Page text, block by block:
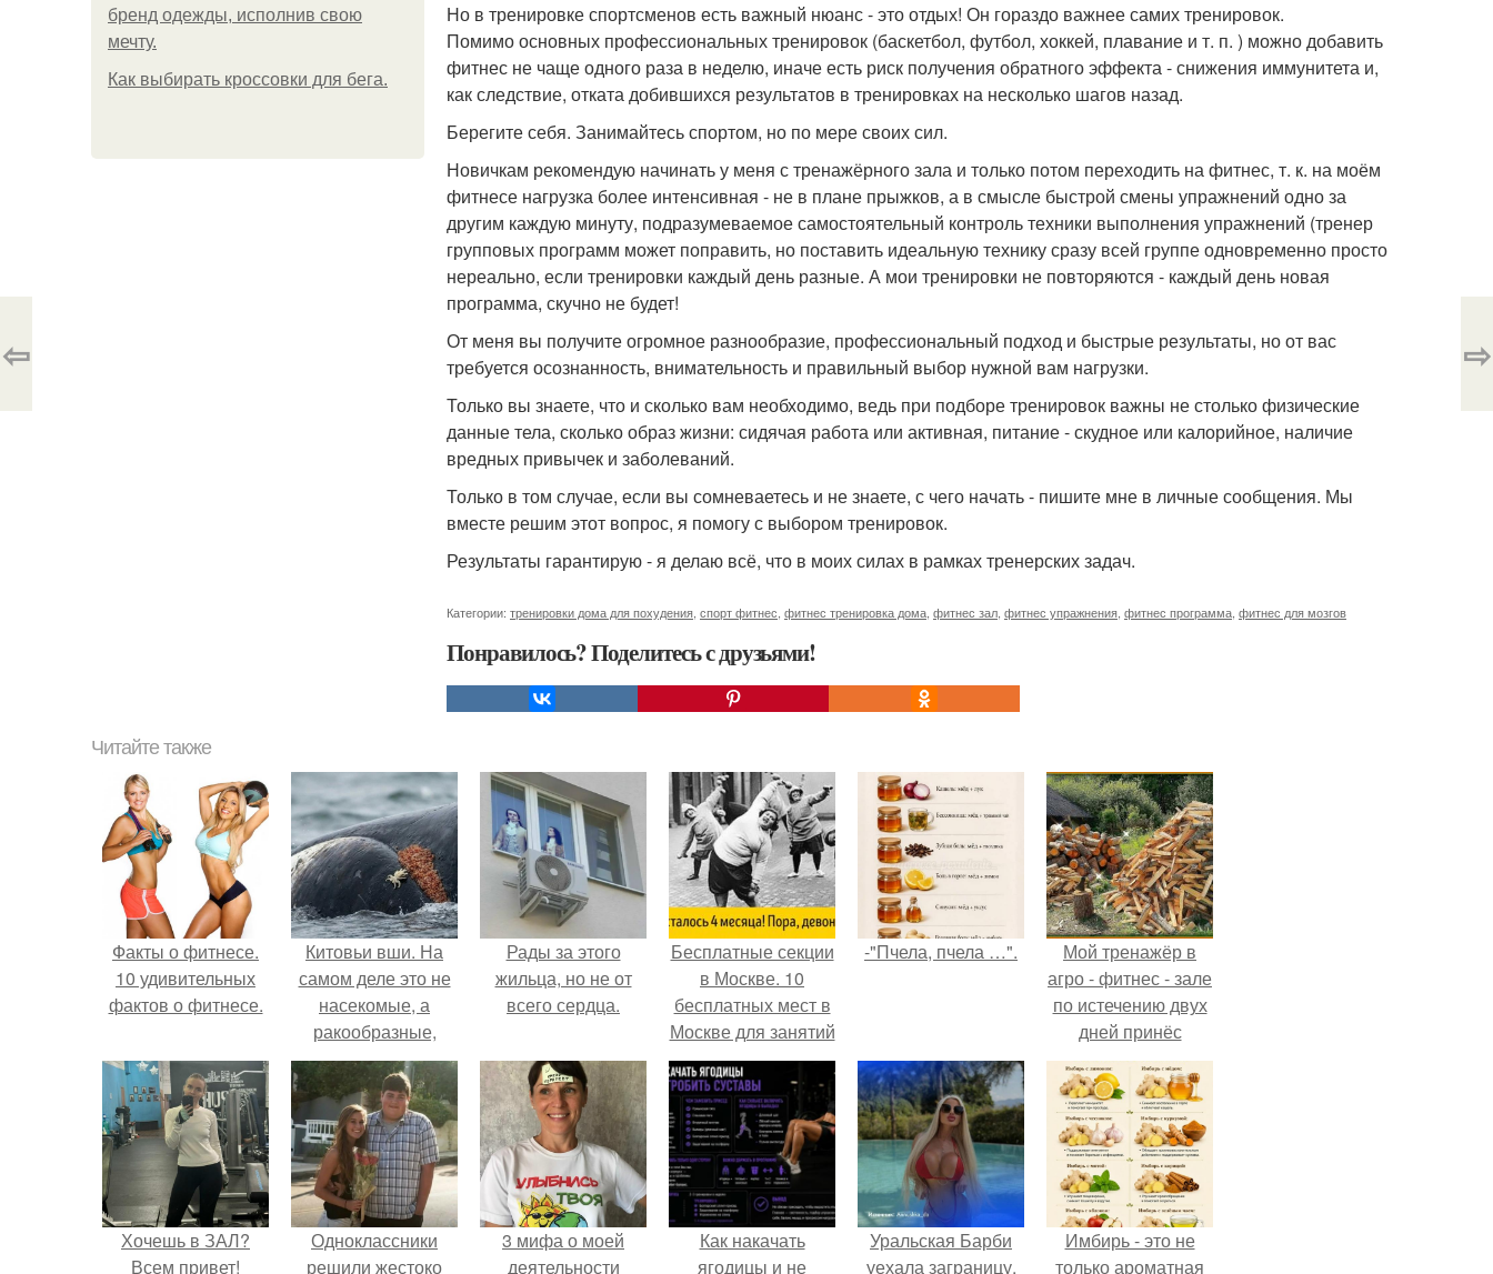
бренд одежды, исполнив свою
мечту.
Как выбирать кроссовки для бега.
Но в тренировке спортсменов есть важный нюанс - это отдых! Он гораздо важнее самих тренировок.
Помимо основных профессиональных тренировок (баскетбол, футбол, хоккей, плавание и т. п. ) можно добавить
фитнес не чаще одного раза в неделю, иначе есть риск получения обратного эффекта - снижения иммунитета и,
как следствие, отката добившихся результатов в тренировках на несколько шагов назад.
Берегите себя. Занимайтесь спортом, но по мере своих сил.
Новичкам рекомендую начинать у меня с тренажёрного зала и только потом переходить на фитнес, т. к. на моём
фитнесе нагрузка более интенсивная - не в плане прыжков, а в смысле быстрой смены упражнений одно за
другим каждую минуту, подразумеваемое самостоятельный контроль техники выполнения упражнений (тренер
групповых программ может поправить, но поставить идеальную технику сразу всей группе одновременно просто
нереально, если тренировки каждый день разные. А мои тренировки не повторяются - каждый день новая
программа, скучно не будет!
От меня вы получите огромное разнообразие, профессиональный подход и быстрые результаты, но от вас
требуется осознанность, внимательность и правильный выбор нужной вам нагрузки.
Только вы знаете, что и сколько вам необходимо, ведь при подборе тренировок важны не столько физические
данные тела, сколько образ жизни: сидячая работа или активная, питание - скудное или калорийное, наличие
вредных привычек и заболеваний.
Только в том случае, если вы сомневаетесь и не знаете, с чего начать - пишите мне в личные сообщения. Мы
вместе решим этот вопрос, я помогу с выбором тренировок.
Результаты гарантирую - я делаю всё, что в моих силах в рамках тренерских задач.
Категории: тренировки дома для похудения спорт фитнес фитнес тренировка дома фитнес зал фитнес упражнения фитнес программа фитнес для мозгов
Понравилось? Поделитесь с друзьями!
⇦ ⇨
Читайте также
Факты о фитнесе.
10 удивительных
фактов о фитнесе.
Китовьи вши. На
самом деле это не
насекомые, а
ракообразные,
относящиеся к
бокоплавам.
Рады за этого
жильца, но не от
всего сердца.
Бесплатные секции
в Москве. 10
бесплатных мест в
Москве для занятий
спортом.
-"Пчела, пчела …".
Мой тренажёр в
агро - фитнес - зале
по истечению двух
дней принёс
ощутимый
результат.
Хочешь в ЗАЛ?
Всем привет!
Одноклассники
решили жестоко
3 мифа о моей
деятельности
Как накачать
ягодицы и не
Уральская Барби
уехала заграницу,
Имбирь - это не
только ароматная